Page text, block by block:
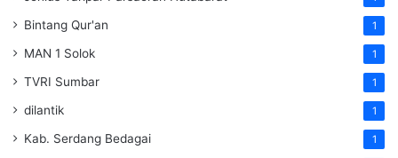
Bintang Qur'an 1
MAN 1 Solok 1
TVRI Sumbar 1
dilantik 1
Kab. Serdang Bedagai 1